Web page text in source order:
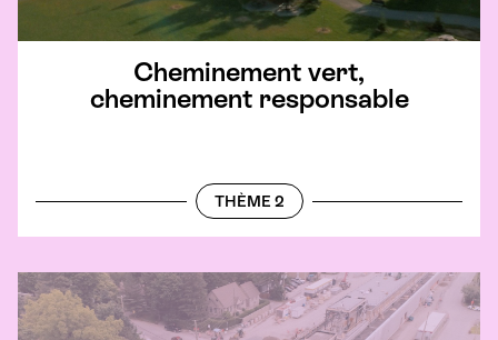
Cheminement vert,
cheminement responsable
THÈME 2